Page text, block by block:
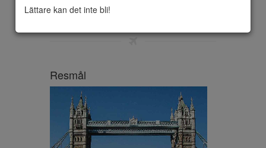
Lättare kan det inte bli!
och föryngring.
Resmål